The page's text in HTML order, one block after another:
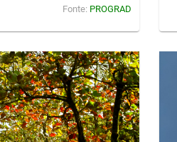
Fonte: PROGRAD